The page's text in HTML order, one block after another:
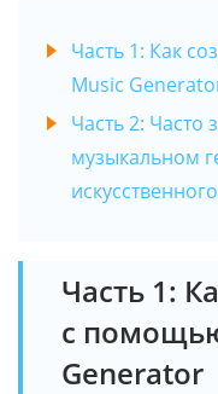
Часть 1: Как
Music
Часть 2:
музыкальном
Часть 1:
с
Generator